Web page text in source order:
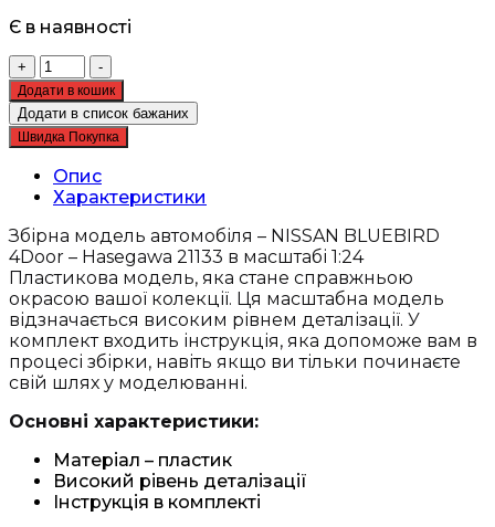
Є в наявності
+
Збірна
модель
автомобіля
-
NISSAN
BLUEBIRD
4Door
Hasegawa
21133
кількість
-
Додати в кошик
Додати в список бажаних
Швидка Покупка
Опис
Характеристики
Збірна модель автомобіля – NISSAN BLUEBIRD
4Door – Hasegawa 21133 в масштабі 1:24
Пластикова модель, яка стане справжньою
окрасою вашої колекції. Ця масштабна модель
відзначається високим рівнем деталізації. У
комплект входить інструкція, яка допоможе вам в
процесі збірки, навіть якщо ви тільки починаєте
свій шлях у моделюванні.
Основні характеристики:
Матеріал – пластик
Високий рівень деталізації
Інструкція в комплекті